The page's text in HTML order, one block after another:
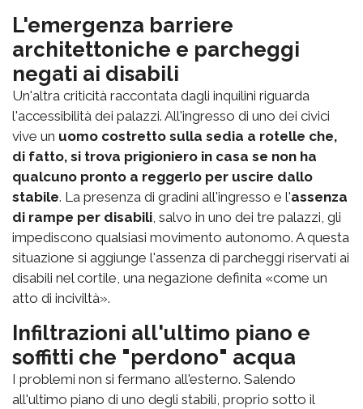
L'emergenza barriere
architettoniche e parcheggi
negati ai disabili
Un'altra criticità raccontata dagli inquilini riguarda
l'accessibilità dei palazzi. All'ingresso di uno dei civici
vive un uomo costretto sulla sedia a rotelle che,
di fatto, si trova prigioniero in casa se non ha
qualcuno pronto a reggerlo per uscire dallo
stabile. La presenza di gradini all'ingresso e l'assenza
di rampe per disabili, salvo in uno dei tre palazzi, gli
impediscono qualsiasi movimento autonomo. A questa
situazione si aggiunge l'assenza di parcheggi riservati ai
disabili nel cortile, una negazione definita «come un
atto di inciviltà».
Infiltrazioni all'ultimo piano e
soffitti che "perdono" acqua
I problemi non si fermano all'esterno. Salendo
all'ultimo piano di uno degli stabili, proprio sotto il